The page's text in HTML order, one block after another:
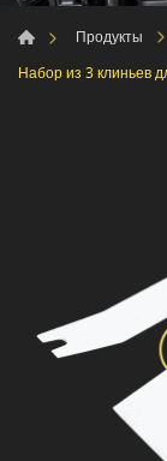
Продукты
Набор из 3 клиньев